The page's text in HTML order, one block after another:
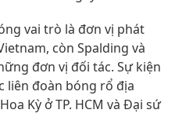
vai trò là đơn vị phát
còn Spalding và
đơn vị đối tác. Sự kiện
liên đoàn bóng rổ địa
Kỳ ở TP. HCM và Đại sứ